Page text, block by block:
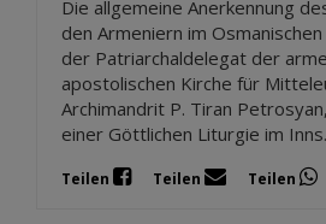
Die allgemeine Anerkennung
den Armeniern im
der Patriarchaldelegat der
apostolischen Kirche für
Archimandrit P. Tiran
einer Göttlichen Liturgie im
Teilen Teilen Teilen